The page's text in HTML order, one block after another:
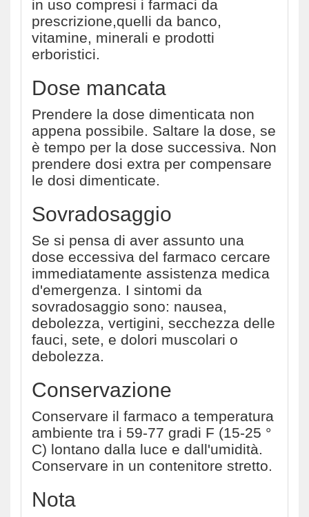
in uso compresi i farmaci da
prescrizione,quelli da banco,
vitamine, minerali e prodotti
erboristici.
Dose mancata
Prendere la dose dimenticata non
appena possibile. Saltare la dose, se
è tempo per la dose successiva. Non
prendere dosi extra per compensare
le dosi dimenticate.
Sovradosaggio
Se si pensa di aver assunto una
dose eccessiva del farmaco cercare
immediatamente assistenza medica
d'emergenza. I sintomi da
sovradosaggio sono: nausea,
debolezza, vertigini, secchezza delle
fauci, sete, e dolori muscolari o
debolezza.
Conservazione
Conservare il farmaco a temperatura
ambiente tra i 59-77 gradi F (15-25 °
C) lontano dalla luce e dall'umidità.
Conservare in un contenitore stretto.
Nota